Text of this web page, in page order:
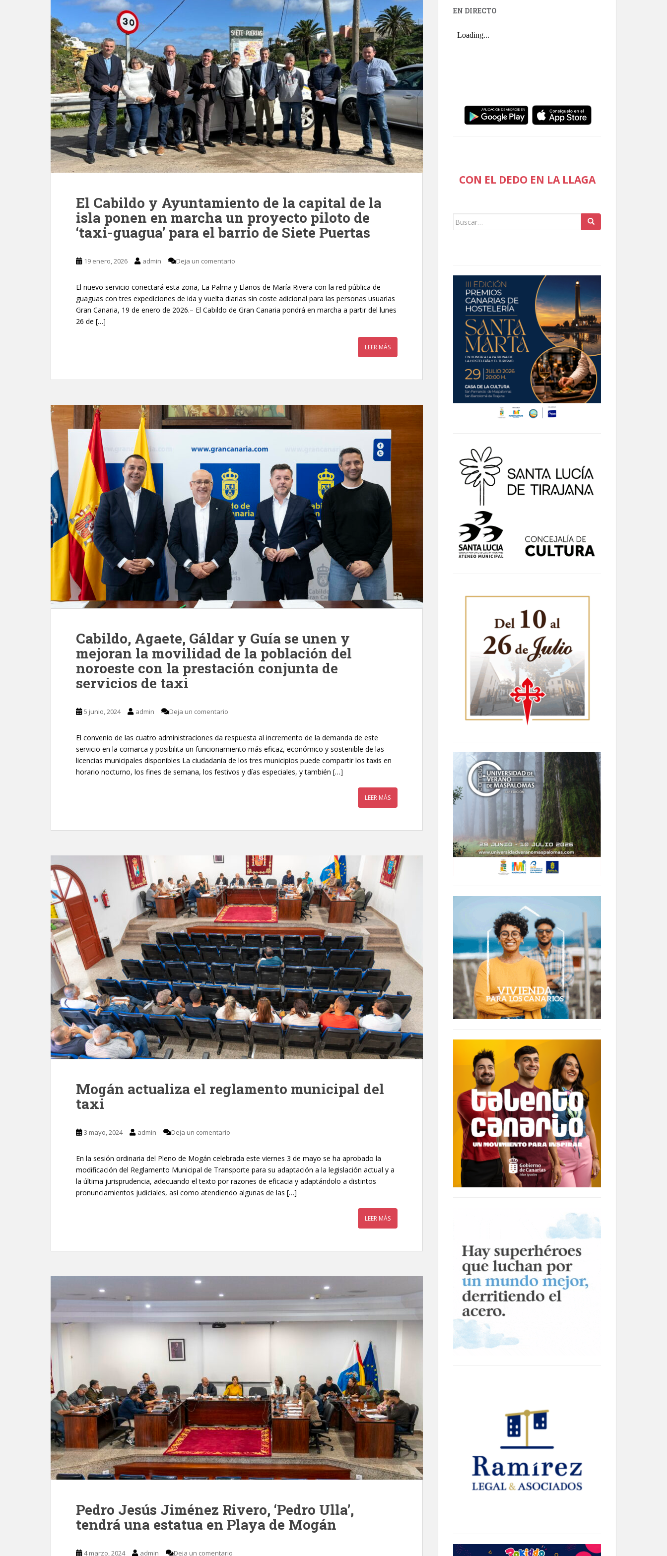
El Cabildo y Ayuntamiento de la capital de la
isla ponen en marcha un proyecto piloto de
‘taxi-guagua’ para el barrio de Siete Puertas
19 enero, 2026 admin Deja un comentario
El nuevo servicio conectará esta zona, La Palma y Llanos de María Rivera con la red pública de
guaguas con tres expediciones de ida y vuelta diarias sin coste adicional para las personas usuarias
Gran Canaria, 19 de enero de 2026.– El Cabildo de Gran Canaria pondrá en marcha a partir del lunes
26 de […]
LEER MÁS
Cabildo, Agaete, Gáldar y Guía se unen y
mejoran la movilidad de la población del
noroeste con la prestación conjunta de
servicios de taxi
5 junio, 2024 admin Deja un comentario
El convenio de las cuatro administraciones da respuesta al incremento de la demanda de este
servicio en la comarca y posibilita un funcionamiento más eficaz, económico y sostenible de las
licencias municipales disponibles La ciudadanía de los tres municipios puede compartir los taxis en
horario nocturno, los fines de semana, los festivos y días especiales, y también […]
LEER MÁS
Mogán actualiza el reglamento municipal del
taxi
3 mayo, 2024 admin Deja un comentario
En la sesión ordinaria del Pleno de Mogán celebrada este viernes 3 de mayo se ha aprobado la
modificación del Reglamento Municipal de Transporte para su adaptación a la legislación actual y a
la última jurisprudencia, adecuando el texto por razones de eficacia y adaptándolo a distintos
pronunciamientos judiciales, así como atendiendo algunas de las […]
LEER MÁS
Pedro Jesús Jiménez Rivero, ‘Pedro Ulla’,
tendrá una estatua en Playa de Mogán
4 marzo, 2024 admin Deja un comentario
EN DIRECTO
CON EL DEDO EN LA LLAGA
Buscar: